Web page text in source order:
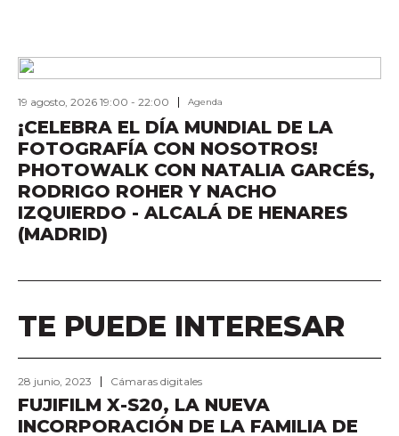
19 agosto, 2026 19:00 - 22:00 Agenda
¡CELEBRA EL DÍA MUNDIAL DE LA
FOTOGRAFÍA CON NOSOTROS!
PHOTOWALK CON NATALIA GARCÉS,
RODRIGO ROHER Y NACHO
IZQUIERDO - ALCALÁ DE HENARES
(MADRID)
TE PUEDE INTERESAR
28 junio, 2023 Cámaras digitales
FUJIFILM X-S20, LA NUEVA
INCORPORACIÓN DE LA FAMILIA DE